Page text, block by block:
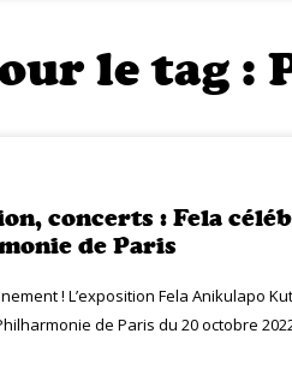
le tag :
concerts : Fela
de Paris
! L’exposition Fela Anikulapo
de Paris du 20 octobre